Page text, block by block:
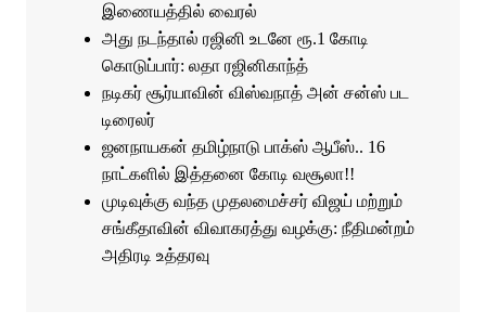
இணையத்தில் வைரல்
அது நடந்தால் ரஜினி உடனே ரூ.1 கோடி
கொடுப்பார்: லதா ரஜினிகாந்த்
நடிகர் சூர்யாவின் விஸ்வநாத் அன் சன்ஸ் பட
டிரைலர்
ஜனநாயகன் தமிழ்நாடு பாக்ஸ் ஆபீஸ்.. 16
நாட்களில் இத்தனை கோடி வசூலா!!
முடிவுக்கு வந்த முதலமைச்சர் விஜய் மற்றும்
சங்கீதாவின் விவாகரத்து வழக்கு: நீதிமன்றம்
அதிரடி உத்தரவு